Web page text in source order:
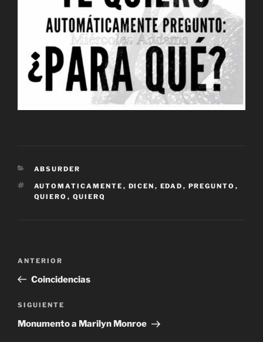
CATEGORÍAS
ABSURDER
ETIQUETAS
AUTOMATICAMENTE , DICEN , EDAD , PREGUNTO ,
QUIERO , QUIERQ
entradas
Entrada
anterior:
ANTERIOR
Coincidencias
Siguiente
entrada
SIGUIENTE
Monumento a Marilyn Monroe